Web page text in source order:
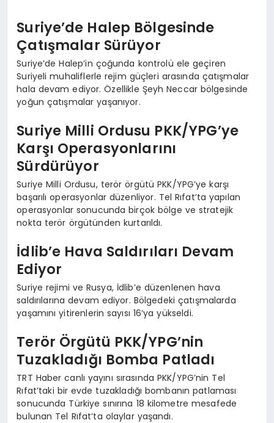
Suriye’de Halep Bölgesinde
Çatışmalar Sürüyor
Suriye’de Halep’in çoğunda kontrolü ele geçiren
Suriyeli muhaliflerle rejim güçleri arasında çatışmalar
hala devam ediyor. Özellikle Şeyh Neccar bölgesinde
yoğun çatışmalar yaşanıyor.
Suriye Milli Ordusu PKK/YPG’ye
Karşı Operasyonlarını
Sürdürüyor
Suriye Milli Ordusu, terör örgütü PKK/YPG’ye karşı
başarılı operasyonlar düzenliyor. Tel Rıfat’ta yapılan
operasyonlar sonucunda birçok bölge ve stratejik
nokta terör örgütünden kurtarıldı.
İdlib’e Hava Saldırıları Devam
Ediyor
Suriye rejimi ve Rusya, İdlib’e düzenlenen hava
saldırılarına devam ediyor. Bölgedeki çatışmalarda
yaşamını yitirenlerin sayısı 16’ya yükseldi.
Terör Örgütü PKK/YPG’nin
Tuzakladığı Bomba Patladı
TRT Haber canlı yayını sırasında PKK/YPG’nin Tel
Rıfat’taki bir evde tuzakladığı bombanın patlaması
sonucunda Türkiye sınırına 18 kilometre mesafede
bulunan Tel Rıfat’ta olaylar yaşandı.